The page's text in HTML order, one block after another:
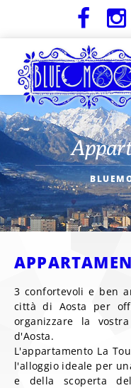
3 confortevoli e ben
città di Aosta per
organizzare la
d'Aosta.
L'appartamento La
l'alloggio ideale per
e della scoperta